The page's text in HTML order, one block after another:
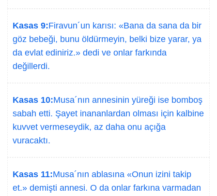
Kasas 9:Firavun´un karısı: «Bana da sana da bir
göz bebeği, bunu öldürmeyin, belki bize yarar, ya
da evlat ediniriz.» dedi ve onlar farkında
değillerdi.
Kasas 10:Musa´nın annesinin yüreği ise bomboş
sabah etti. Şayet inananlardan olması için kalbine
kuvvet vermeseydik, az daha onu açığa
vuracaktı.
Kasas 11:Musa´nın ablasına «Onun izini takip
et.» demişti annesi. O da onlar farkına varmadan